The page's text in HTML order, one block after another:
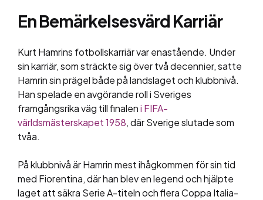
En Bemärkelsesvärd Karriär
Kurt Hamrins fotbollskarriär var enastående. Under
sin karriär, som sträckte sig över två decennier, satte
Hamrin sin prägel både på landslaget och klubbnivå.
Han spelade en avgörande roll i Sveriges
framgångsrika väg till finaleni FIFA-
världsmästerskapet 1958, där Sverige slutade som
tvåa.
På klubbnivå är Hamrin mest ihågkommen för sin tid
med Fiorentina, där han blev en legend och hjälpte
laget att säkra Serie A-titeln och flera Coppa Italia-